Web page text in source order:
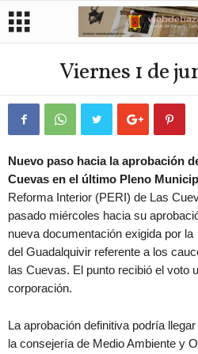
Viernes 1 de
Nuevo paso hacia la aprobación
Cuevas en el último Pleno
Reforma Interior (PERI) de Las
pasado miércoles hacia su
nueva documentación exigida por
del Guadalquivir referente a los
las Cuevas. El punto recibió el voto
corporación.
La aprobación definitiva podría
la consejería de Medio Ambiente y